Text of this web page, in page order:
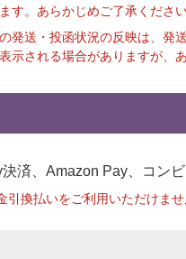
す。あらかじめご了承ください
発送・投函状況の反映は、
示される場合がありますが、
済 、Amazon Pay、コン
換払いをご利用いただけませ